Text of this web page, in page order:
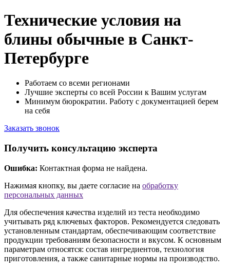
Технические условия на
блины обычные в Санкт-
Петербурге
Работаем со всеми регионами
Лучшие эксперты со всей России к Вашим услугам
Минимум бюрократии. Работу с документацией берем
на себя
Заказать звонок
Получить консультацию эксперта
Ошибка: Контактная форма не найдена.
Нажимая кнопку, вы даете согласие на обработку
персональных данных
Для обеспечения качества изделий из теста необходимо
учитывать ряд ключевых факторов. Рекомендуется следовать
установленным стандартам, обеспечивающим соответствие
продукции требованиям безопасности и вкусом. К основным
параметрам относятся: состав ингредиентов, технология
приготовления, а также санитарные нормы на производство.